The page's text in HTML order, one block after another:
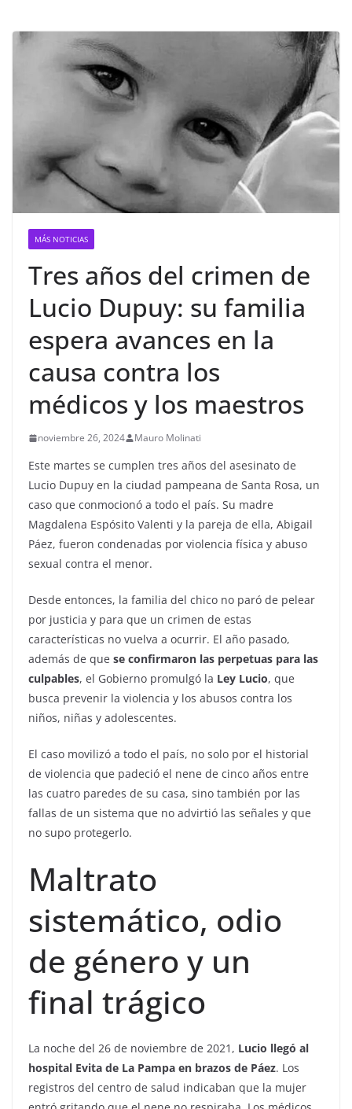
MÁS NOTICIAS
Tres años del crimen de
Lucio Dupuy: su familia
espera avances en la
causa contra los
médicos y los maestros
noviembre 26, 2024 Mauro Molinati
Este martes se cumplen tres años del asesinato de
Lucio Dupuy en la ciudad pampeana de Santa Rosa, un
caso que conmocionó a todo el país. Su madre
Magdalena Espósito Valenti y la pareja de ella, Abigail
Páez, fueron condenadas por violencia física y abuso
sexual contra el menor.
Desde entonces, la familia del chico no paró de pelear
por justicia y para que un crimen de estas
características no vuelva a ocurrir. El año pasado,
además de que se confirmaron las perpetuas para las
culpables, el Gobierno promulgó la Ley Lucio, que
busca prevenir la violencia y los abusos contra los
niños, niñas y adolescentes.
El caso movilizó a todo el país, no solo por el historial
de violencia que padeció el nene de cinco años entre
las cuatro paredes de su casa, sino también por las
fallas de un sistema que no advirtió las señales y que
no supo protegerlo.
Maltrato
sistemático, odio
de género y un
final trágico
La noche del 26 de noviembre de 2021, Lucio llegó al
hospital Evita de La Pampa en brazos de Páez. Los
registros del centro de salud indicaban que la mujer